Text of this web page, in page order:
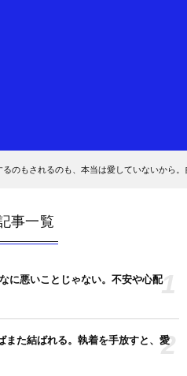
るのもされるのも、本当は愛していないから
事一覧
に悪いことじゃない。不安や心配1
また結ばれる。執着を手放すと、愛2